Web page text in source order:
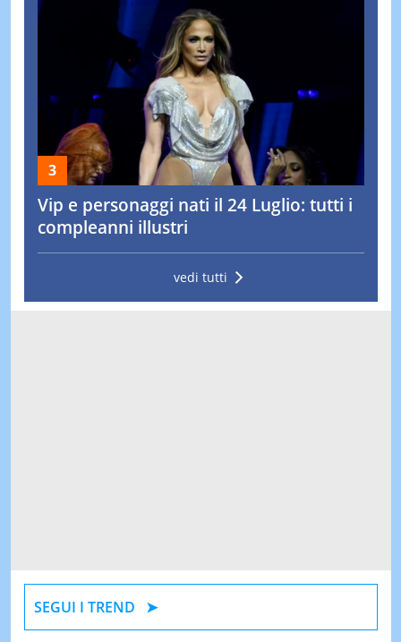
Vip e personaggi nati il 24 Luglio: tutti i
compleanni illustri
vedi tutti
SEGUI I TREND